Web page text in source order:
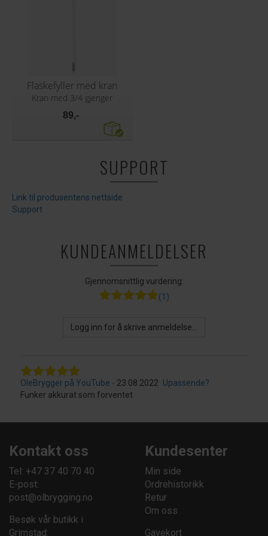
Flaskefyller med kran
Kran med 3/4 gjenger
89,-
SUPPORT
Link til produsentens nettside
Support
KUNDEANMELDELSER
Gjennomsnittlig vurdering:
(1)
Logg inn for å skrive anmeldelse...
OleBrygger på YouTube 23.08.2022 Upassende?
Funker akkurat som forventet
Kontakt oss
Tel: +47 37 40 70 40
E-post:
post@olbrygging.no
Besøk vår butikk i
Grimstad:
Kundesenter
Min side
Ordrehistorikk
Retur
Om oss
Gavekort